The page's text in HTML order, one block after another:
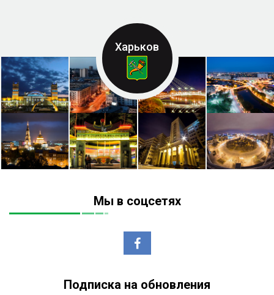
Харьков
Мы в соцсетях
Подписка на обновления